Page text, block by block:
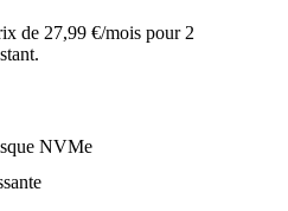
de 27,99 €/mois pour 2
NVMe